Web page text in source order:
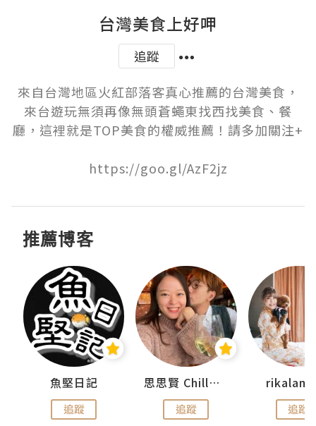
台灣美食上好呷
追蹤
來自台灣地區火紅部落客真心推薦的台灣美食，
來台遊玩無須再像無頭蒼蠅東找西找美食、餐
廳，這裡就是TOP美食的權威推薦！請多加關注+
https://goo.gl/AzF2jz
推薦博客
魚堅日記
追蹤
思思賢 ChillMyBabe
追蹤 追蹤